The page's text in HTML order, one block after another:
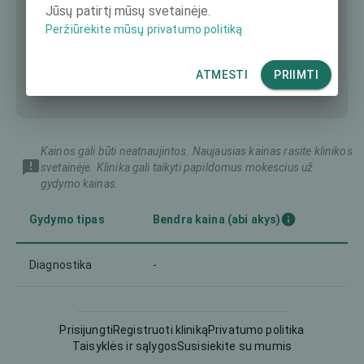
Kainos gali būti neatnaujintos. Naujausias kainas rasite klinikos
svetainėje. Klinika gali taikyti papildomus mokescius už
gydymo kainas.
Gydymo tipas Bendra kaina (abi akys)
Diagnostika -
PrisijungtiRegistruoti klinikąPrivatumo politika
Taisyklės ir sąlygosSusisiekite su mumis
Jūsų patirtį mūsų svetainėje.
Peržiūrėkite mūsų privatumo politiką
ATMESTI PRIIMTI